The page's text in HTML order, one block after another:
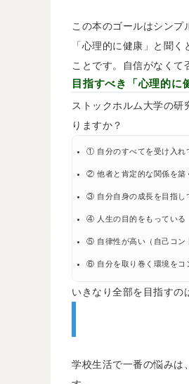
この本のゴールはシンプ
「心理的に健康」と聞
ことです。自信がなくて
目指すべき「心理的に
ストックホルム大学の研
りますか？
① 自分のすべてを受け入れ
② 他者と肯定的な関係を築
③ 自分自身の成長を目指し
④ 人生の目的をもっている
⑤ 自律性が高い（自己コン
⑥ 自分を取り巻く環境をコ
いきなり全部を目指すの
学校生活で一番の悩みは